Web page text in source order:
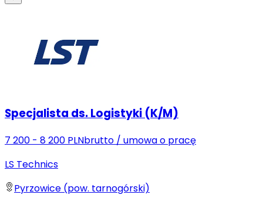
Specjalista ds. Logistyki (K/M)
7 200 - 8 200 PLNbrutto / umowa o pracę
LS Technics
Pyrzowice (pow. tarnogórski)